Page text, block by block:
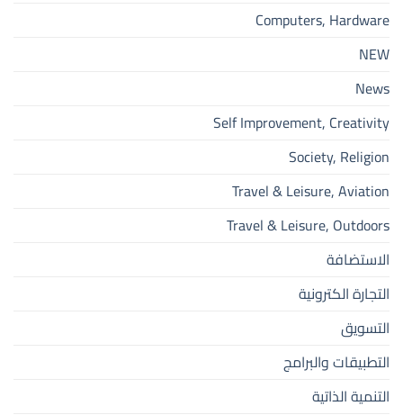
Computers, Hardware
NEW
News
Self Improvement, Creativity
Society, Religion
Travel & Leisure, Aviation
Travel & Leisure, Outdoors
الاستضافة
التجارة الكترونية
التسويق
التطبيقات والبرامج
التنمية الذاتية